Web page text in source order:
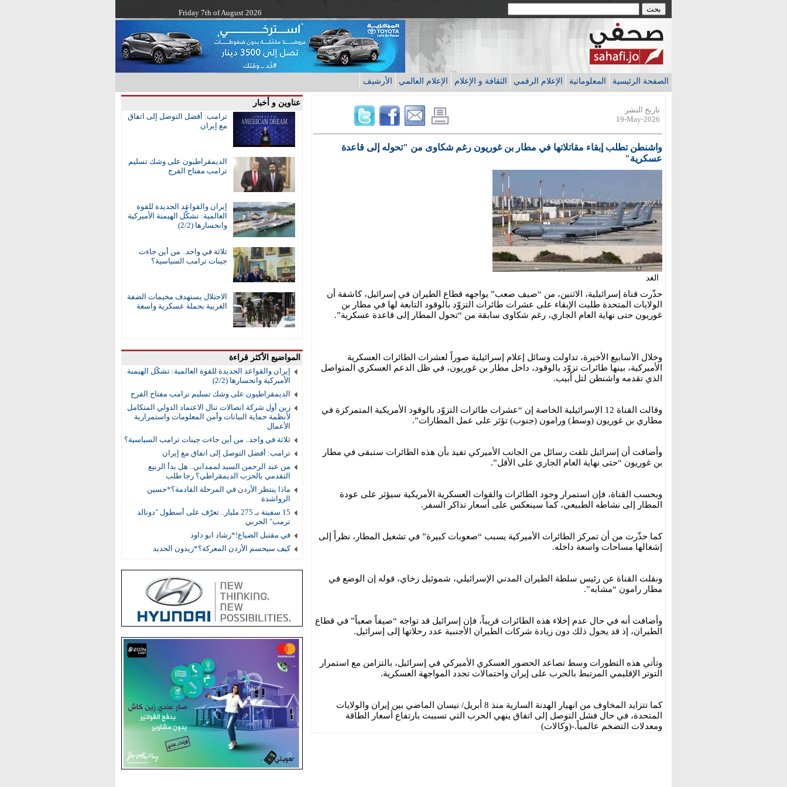
Friday 7th of August 2026
الصفحة الرئيسية المعلوماتية الإعلام الرقمي الثقافة و الإعلام الإعلام العالمي الأرشيف
عناوين و أخبار
ترامب: أفضل التوصل إلى اتفاق
مع إيران
الديمقراطيون على وشك تسليم
ترامب مفتاح الفرج
إيران والقواعد الجديدة للقوة
العالمية: تشكُّل الهيمنة الأميركية
وانحسارها (2/2)
ثلاثة في واحد.. من أين جاءت
جينات ترامب السياسية؟
الاحتلال يستهدف مخيمات الضفة
الغربية بحملة عسكرية واسعة
المواضيع الأكثر قراءة
إيران والقواعد الجديدة للقوة العالمية: تشكُّل الهيمنة
الأميركية وانحسارها (2/2)
الديمقراطيون على وشك تسليم ترامب مفتاح الفرج
زين أول شركة اتصالات تنال الاعتماد الدولي المتكامل
لأنظمة حماية البيانات وأمن المعلومات واستمرارية
الأعمال
ثلاثة في واحد.. من أين جاءت جينات ترامب السياسية؟
ترامب: أفضل التوصل إلى اتفاق مع إيران
من عبد الرحمن السيد لممداني.. هل بدأ الربيع
التقدمي بالحزب الديمقراطي؟ رجا طلب
ماذا ينتظر الأردن في المرحلة القادمة؟*حسين
الرواشدة
15 سفينة بـ 275 مليار.. تعرّف على أسطول "دونالد
ترمب" الحربي
في مقتبل الضياع!*رشاد ابو داود
كيف سيحسم الأردن المعركة؟*زيدون الحديد
تاريخ النشر
19-May-2026
واشنطن تطلب إبقاء مقاتلاتها في مطار بن غوريون رغم شكاوى من "تحوله إلى قاعدة
عسكرية"
الغد
حذّرت قناة إسرائيلية، الاثنين، من “صيف صعب” يواجهه قطاع الطيران في إسرائيل، كاشفة أن
الولايات المتحدة طلبت الإبقاء على عشرات طائرات التزوّد بالوقود التابعة لها في مطار بن
غوريون حتى نهاية العام الجاري، رغم شكاوى سابقة من “تحول المطار إلى قاعدة عسكرية”.
وخلال الأسابيع الأخيرة، تداولت وسائل إعلام إسرائيلية صوراً لعشرات الطائرات العسكرية
الأميركية، بينها طائرات تزوّد بالوقود، داخل مطار بن غوريون، في ظل الدعم العسكري المتواصل
الذي تقدمه واشنطن لتل أبيب.
وقالت القناة 12 الإسرائيلية الخاصة إن “عشرات طائرات التزوّد بالوقود الأمريكية المتمركزة في
مطاري بن غوريون (وسط) ورامون (جنوب) تؤثر على عمل المطارات”.
وأضافت أن إسرائيل تلقت رسائل من الجانب الأميركي تفيد بأن هذه الطائرات ستبقى في مطار
بن غوريون “حتى نهاية العام الجاري على الأقل”.
وبحسب القناة، فإن استمرار وجود الطائرات والقوات العسكرية الأمريكية سيؤثر على عودة
المطار إلى نشاطه الطبيعي، كما سينعكس على أسعار تذاكر السفر.
كما حذّرت من أن تمركز الطائرات الأميركية يسبب “صعوبات كبيرة” في تشغيل المطار، نظراً إلى
إشغالها مساحات واسعة داخله.
ونقلت القناة عن رئيس سلطة الطيران المدني الإسرائيلي، شموئيل زخاي، قوله إن الوضع في
مطار رامون “مشابه”.
وأضافت أنه في حال عدم إخلاء هذه الطائرات قريباً، فإن إسرائيل قد تواجه “صيفاً صعباً” في قطاع
الطيران، إذ قد يحول ذلك دون زيادة شركات الطيران الأجنبية عدد رحلاتها إلى إسرائيل.
وتأتي هذه التطورات وسط تصاعد الحضور العسكري الأميركي في إسرائيل، بالتزامن مع استمرار
التوتر الإقليمي المرتبط بالحرب على إيران واحتمالات تجدد المواجهة العسكرية.
كما تتزايد المخاوف من انهيار الهدنة السارية منذ 8 أبريل/ نيسان الماضي بين إيران والولايات
المتحدة، في حال فشل التوصل إلى اتفاق ينهي الحرب التي تسببت بارتفاع أسعار الطاقة
ومعدلات التضخم عالمياً.-(وكالات)